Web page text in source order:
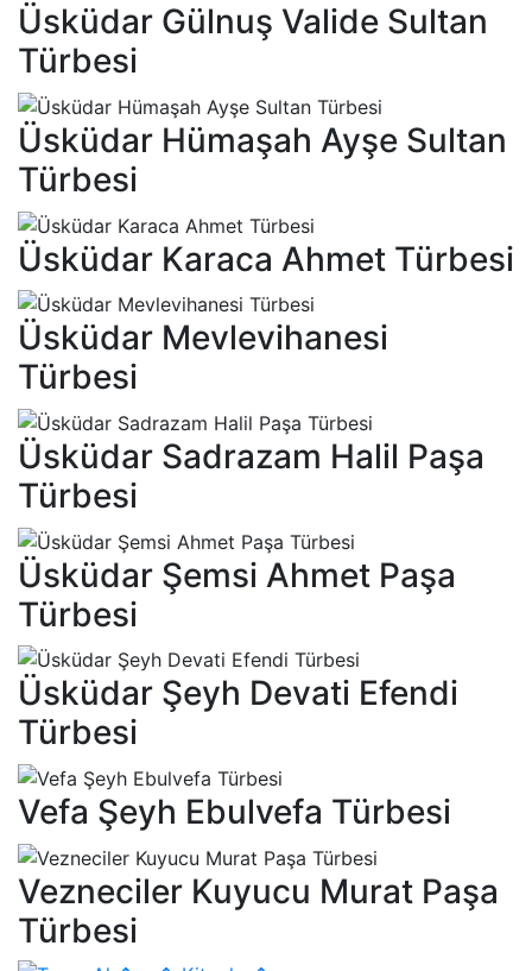
Üsküdar Gülnuş Valide Sultan
Türbesi
Üsküdar Hümaşah Ayşe Sultan
Türbesi
Üsküdar Karaca Ahmet Türbesi
Üsküdar Mevlevihanesi
Türbesi
Üsküdar Sadrazam Halil Paşa
Türbesi
Üsküdar Şemsi Ahmet Paşa
Türbesi
Üsküdar Şeyh Devati Efendi
Türbesi
Vefa Şeyh Ebulvefa Türbesi
Vezneciler Kuyucu Murat Paşa
Türbesi